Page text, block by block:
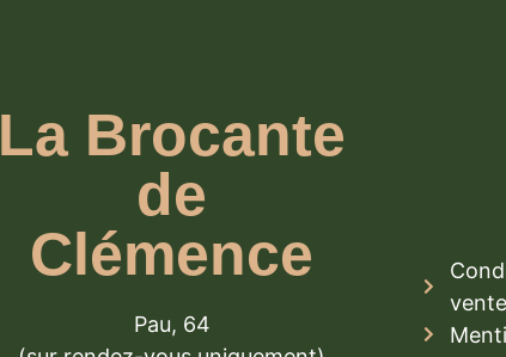
La Brocante
de
Clémence
Pau, 64
vente